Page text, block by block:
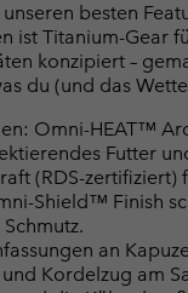
besten
ist Titanium-Gear
konzipiert –
du (und das
Omni-HEAT™
Futter
(RDS-zertifiziert)
Shield™ Finish
an
und Kordelzug am